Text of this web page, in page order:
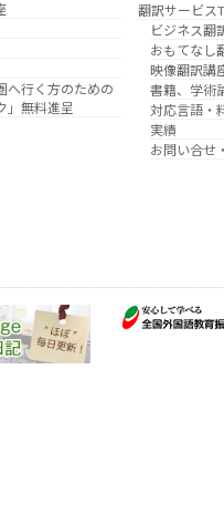
へ行く方のための
」無料進呈
翻訳サービス
ビジネス翻
おもてなし
映像翻訳講
書籍、学術
対応言語・
実績
お問い合せ